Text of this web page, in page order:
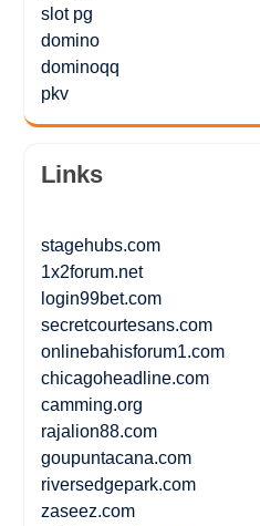
slot pg
domino
dominoqq
pkv
Links
stagehubs.com
1x2forum.net
login99bet.com
secretcourtesans.com
onlinebahisforum1.com
chicagoheadline.com
camming.org
rajalion88.com
goupuntacana.com
riversedgepark.com
zaseez.com